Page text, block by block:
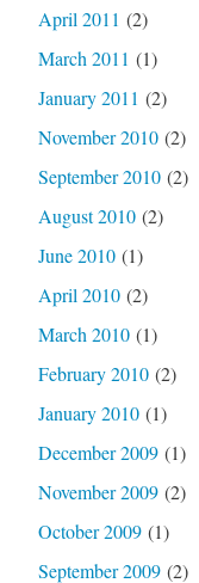
April 2011 (2)
March 2011 (1)
January 2011 (2)
November 2010(2)
September 2010(2)
August 2010(2)
June 2010(1)
April 2010(2)
March 2010(1)
February 2010(2)
January 2010(1)
December 2009(1)
November 2009(2)
October 2009(1)
September 2009(2)